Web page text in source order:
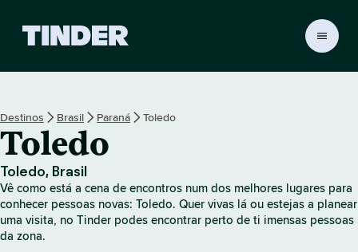
a
c
a
Destinos Brasil Paraná Toledo
Toledo
Toledo, Brasil
Vê como está a cena de encontros num dos melhores lugares para
conhecer pessoas novas: Toledo. Quer vivas lá ou estejas a planear
uma visita, no Tinder podes encontrar perto de ti imensas pessoas
da zona.